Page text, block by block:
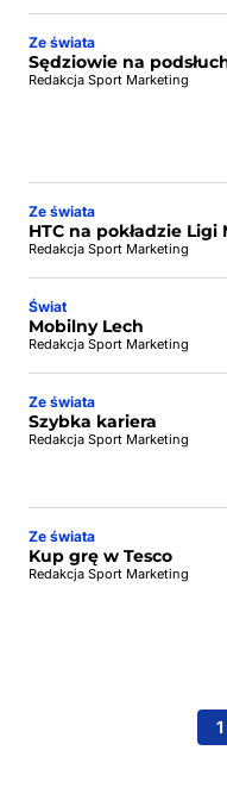
Ze świata
Sędziowie na
Redakcja Sport Marketing
Ze świata
HTC na pokładzie Ligi
Redakcja Sport Marketing
Świat
Mobilny Lech
Redakcja Sport Marketing
Ze świata
Szybka kariera
Redakcja Sport Marketing
Ze świata
Kup grę w Tesco
Redakcja Sport Marketing
1